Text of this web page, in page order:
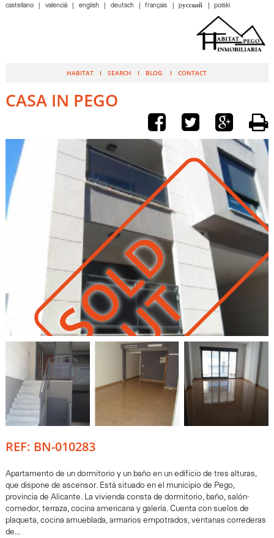
HABITAT SEARCH BLOG CONTACT
castellano valencià english deutsch français pусский polski
CASA IN PEGO
S
O
L
D
O
U
T
REF: BN-010283
Apartamento de un dormitorio y un baño en un edificio de tres alturas,
que dispone de ascensor. Está situado en el municipio de Pego,
provincia de Alicante. La vivienda consta de dormitorio, baño, salón-
comedor, terraza, cocina americana y galería. Cuenta con suelos de
plaqueta, cocina amueblada, armarios empotrados, ventanas correderas
de...